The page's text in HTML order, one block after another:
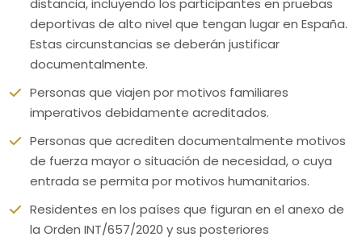
distancia, incluyendo los participantes en pruebas
deportivas de alto nivel que tengan lugar en España.
Estas circunstancias se deberán justificar
documentalmente.
Personas que viajen por motivos familiares
imperativos debidamente acreditados.
Personas que acrediten documentalmente motivos
de fuerza mayor o situación de necesidad, o cuya
entrada se permita por motivos humanitarios.
Residentes en los países que figuran en el anexo de
la Orden INT/657/2020 y sus posteriores